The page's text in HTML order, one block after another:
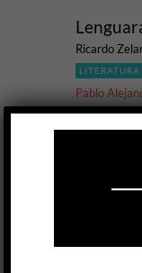
Ricardo
Pablo
19 DIC, 2024
Ricardo
el auditorio
Lengua.